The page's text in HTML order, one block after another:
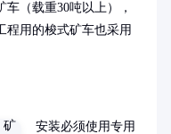
（载重30吨以上），
程用的梭式矿车也采用
安装必须使用专用